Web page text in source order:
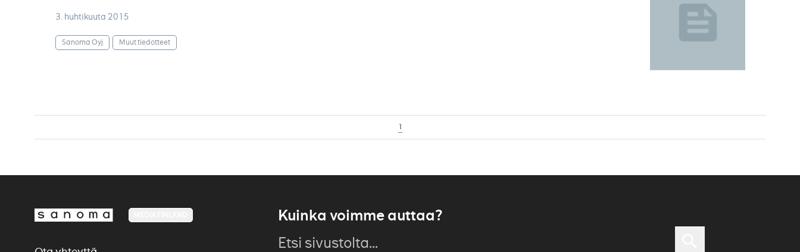
3. huhtikuuta 2015
Sanoma Oyj Muut tiedotteet
1
Kuinka voimme auttaa?